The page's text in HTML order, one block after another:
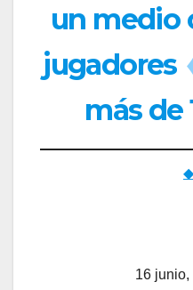
un medio
jugadores
más de
16 junio,